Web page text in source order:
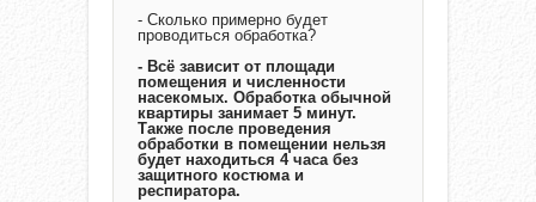
- Сколько примерно будет
проводиться обработка?
- Всё зависит от площади
помещения и численности
насекомых. Обработка обычной
квартиры занимает 5 минут.
Также после проведения
обработки в помещении нельзя
будет находиться 4 часа без
защитного костюма и
респиратора.